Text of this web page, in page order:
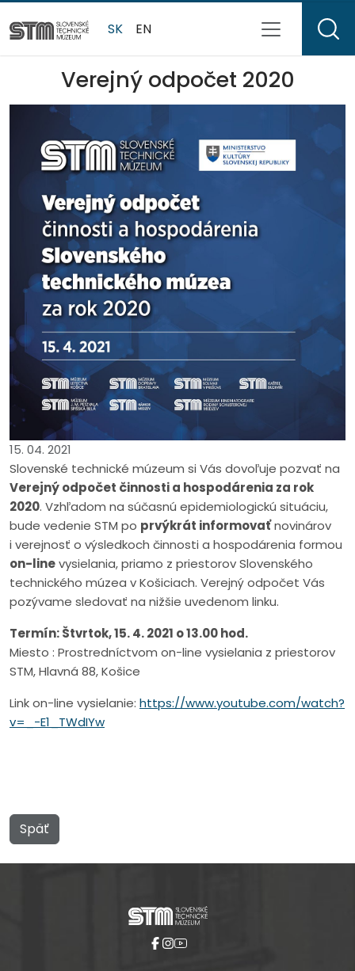
SK EN
Verejný odpočet 2020
15. 04. 2021
Slovenské technické múzeum si Vás dovoľuje pozvať na
Verejný odpočet činnosti a hospodárenia za rok
2020. Vzhľadom na súčasnú epidemiologickú situáciu,
bude vedenie STM po prvýkrát informovaťnovinárov
i verejnosť o výsledkoch činnosti a hospodárenia formou
on-linevysielania, priamo z priestorov Slovenského
technického múzea v Košiciach. Verejný odpočet Vás
pozývame sledovať na nižšie uvedenom linku.
Termín: Štvrtok, 15. 4. 2021 o 13.00 hod.
Miesto : Prostredníctvom on-line vysielania z priestorov
STM, Hlavná 88, Košice
Link on-line vysielanie: https://www.youtube.com/watch?
v=_-E1_TWdIYw
Späť